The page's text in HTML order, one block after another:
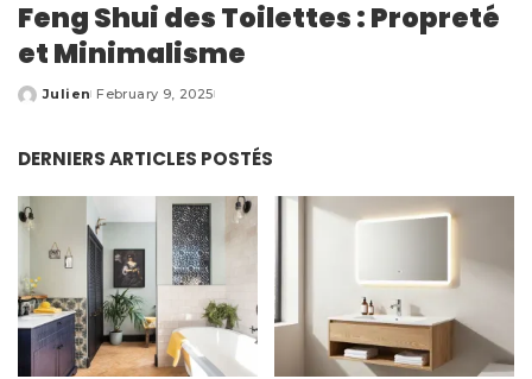
Feng Shui des Toilettes : Propreté
et Minimalisme
Posted
Julien February 9, 2025
DERNIERS ARTICLES POSTÉS